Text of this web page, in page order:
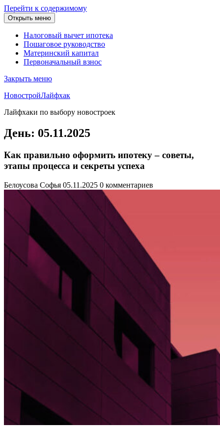
Перейти к содержимому
Открыть меню
Налоговый вычет ипотека
Пошаговое руководство
Материнский капитал
Первоначальный взнос
Закрыть меню
НовостройЛайфхак
Лайфхаки по выбору новостроек
День: 05.11.2025
Как правильно оформить ипотеку – советы,
этапы процесса и секреты успеха
Белоусова Софья 05.11.2025 0 комментариев